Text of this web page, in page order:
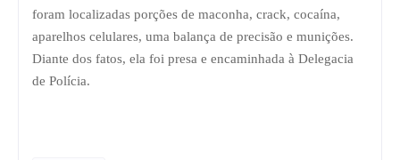
foram localizadas porções de maconha, crack, cocaína,
aparelhos celulares, uma balança de precisão e munições.
Diante dos fatos, ela foi presa e encaminhada à Delegacia
de Polícia.